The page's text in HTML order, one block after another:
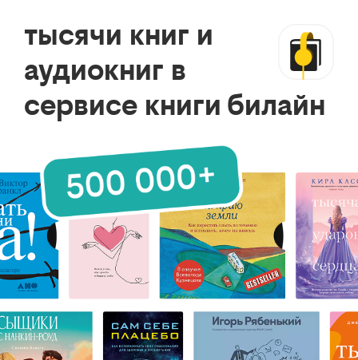
тысячи книг и
аудиокниг в
сервисе книги билайн